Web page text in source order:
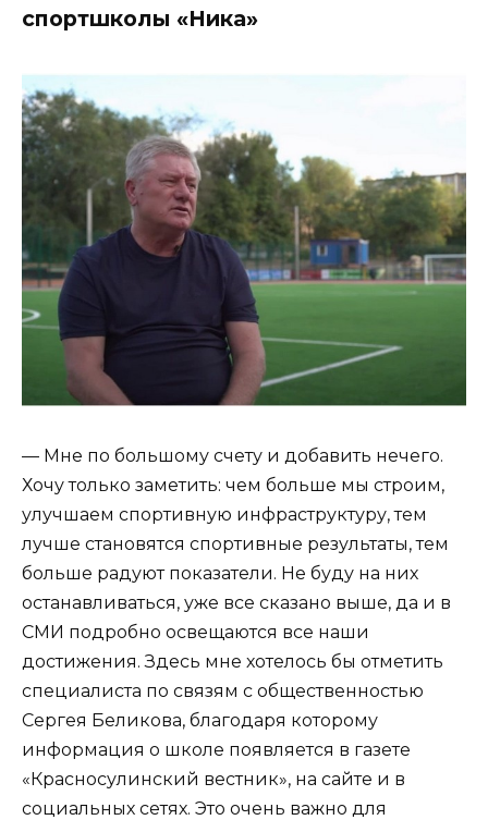
спортшколы «Ника»
— Мне по большому счету и добавить нечего.
Хочу только заметить: чем больше мы строим,
улучшаем спортивную инфраструктуру, тем
лучше становятся спортивные результаты, тем
больше радуют показатели. Не буду на них
останавливаться, уже все сказано выше, да и в
СМИ подробно освещаются все наши
достижения. Здесь мне хотелось бы отметить
специалиста по связям с общественностью
Сергея Беликова, благодаря которому
информация о школе появляется в газете
«Красносулинский вестник», на сайте и в
социальных сетях. Это очень важно для